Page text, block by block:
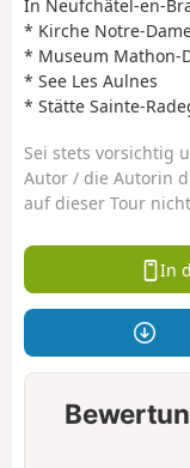
In Neufchâtel-en-
* Kirche Notre-
* Museum Mathon-
* See Les Aulnes
* Stätte Sainte-
Sei stets vorsichtig
Autor / die Autorin
auf dieser Tour
In